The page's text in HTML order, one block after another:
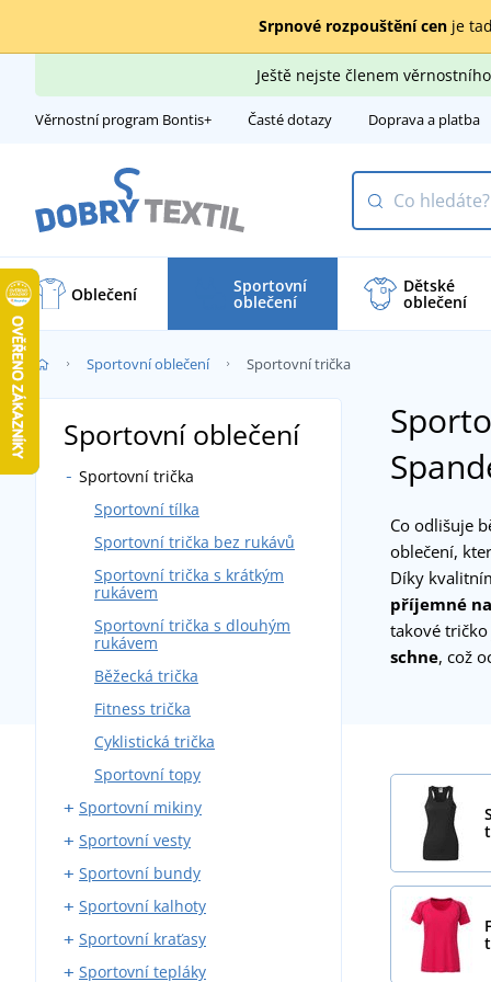
Srpnové rozpouštění cenje
Ještě nejste členem
Věrnostní program Bontis+ Časté dotazy Doprava a platba
Oblečení Sportovní
oblečení
Dětské
oblečení
Sportovní oblečení Sportovní trička
Co odlišuje
oblečení,
Díky
příjemné
takové
schne, což
Sportovní oblečení
Sportovní trička
Sportovní tílka
Sportovní trička bez rukávů
Sportovní trička s krátkým
rukávem
Sportovní trička s dlouhým
rukávem
Běžecká trička
Fitness trička
Cyklistická trička
Sportovní topy
Sportovní mikiny
Sportovní mikiny na zip
Sportovní mikiny přes hlavu
Sportovní vesty
Softshellové sportovní vesty
Outdoorové vesty
Sportovní bundy
Sportovní softshellové bundy
Sportovní prošívané bundy
Běžecké bundy
Sportovní kalhoty
Běžecké kalhoty
Elastické kalhoty
Sportovní kraťasy
Běžecké kraťasy
Sportovní tepláky